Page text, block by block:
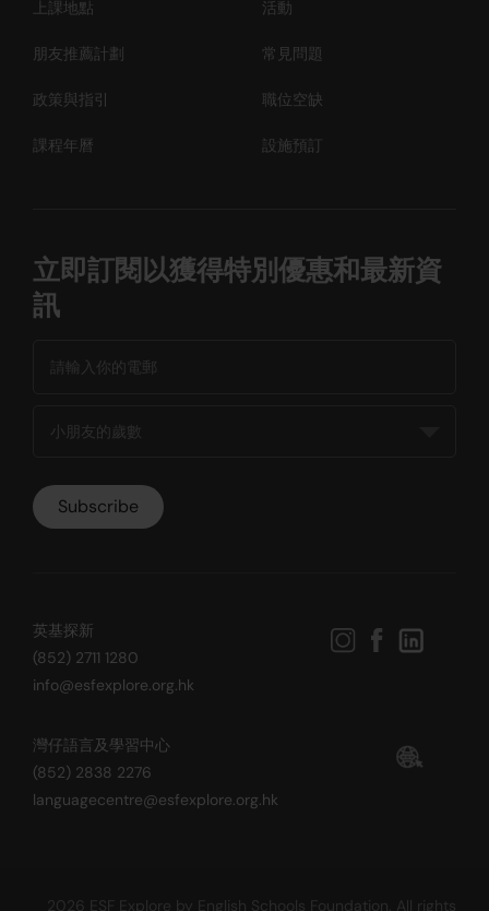
上課地點 活動
朋友推薦計劃 常見問題
政策與指引 職位空缺
課程年曆 設施預訂
立即訂閱以獲得特別優惠和最新資
訊
英基探新
(852) 2711 1280
info@esfexplore.org.hk
灣仔語言及學習中心
(852) 2838 2276
languagecentre@esfexplore.org.hk
2026 ESF Explore by English Schools Foundation. All rights